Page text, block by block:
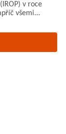
v roce
všemi...